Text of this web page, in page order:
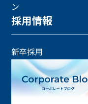
ン
採用情報
新卒採用